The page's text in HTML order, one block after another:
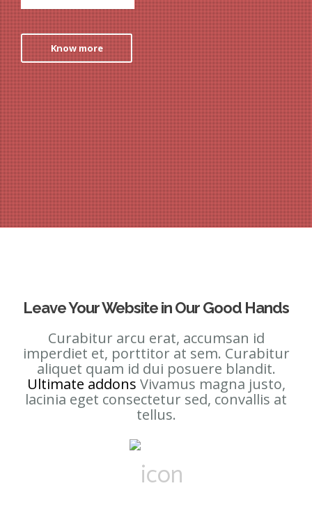
Know more
Leave Your Website in Our Good Hands
Curabitur arcu erat, accumsan id
imperdiet et, porttitor at sem. Curabitur
aliquet quam id dui posuere blandit.
Ultimate addons Vivamus magna justo,
lacinia eget consectetur sed, convallis at
tellus.